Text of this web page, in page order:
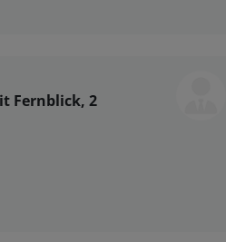
Fernblick, 2